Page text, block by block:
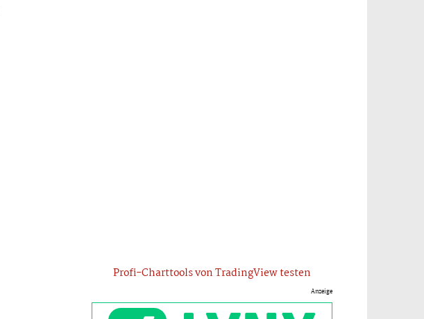
Profi-Charttools von TradingView testen
Anzeige